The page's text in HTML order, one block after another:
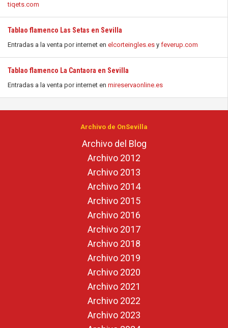
tiqets.com
Tablao flamenco Las Setas en Sevilla
Entradas a la venta por internet en elcorteingles.es y feverup.com
Tablao flamenco La Cantaora en Sevilla
Entradas a la venta por internet en mireservaonline.es
Archivo de OnSevilla
Archivo del Blog
Archivo 2012
Archivo 2013
Archivo 2014
Archivo 2015
Archivo 2016
Archivo 2017
Archivo 2018
Archivo 2019
Archivo 2020
Archivo 2021
Archivo 2022
Archivo 2023